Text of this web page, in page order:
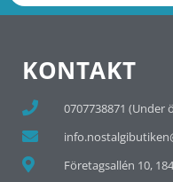
KONTAKT
0707738871 (Under
Företagsallén 10,